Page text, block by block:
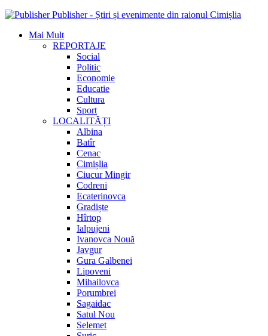
Publisher - Știri și evenimente din raionul Cimișlia
Mai Mult
REPORTAJE
Social
Politic
Economie
Educatie
Cultura
Sport
LOCALITĂȚI
Albina
Batîr
Cenac
Cimișlia
Ciucur Mingir
Codreni
Ecaterinovca
Gradiște
Hîrtop
Ialpujeni
Ivanovca Nouă
Javgur
Gura Galbenei
Lipoveni
Mihailovca
Porumbrei
Sagaidac
Satul Nou
Selemet